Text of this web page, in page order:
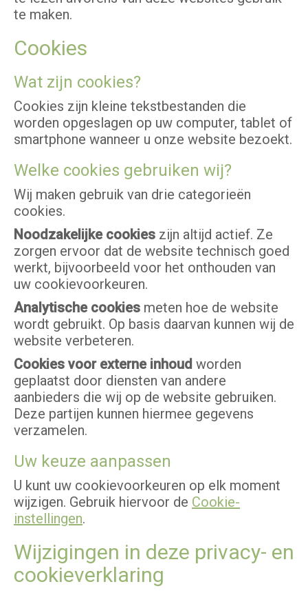
te maken.
Cookies
Wat zijn cookies?
Cookies zijn kleine tekstbestanden die
worden opgeslagen op uw computer, tablet of
smartphone wanneer u onze website bezoekt.
Welke cookies gebruiken wij?
Wij maken gebruik van drie categorieën
cookies.
Noodzakelijke cookies zijn altijd actief. Ze
zorgen ervoor dat de website technisch goed
werkt, bijvoorbeeld voor het onthouden van
uw cookievoorkeuren.
Analytische cookies meten hoe de website
wordt gebruikt. Op basis daarvan kunnen wij de
website verbeteren.
Cookies voor externe inhoud worden
geplaatst door diensten van andere
aanbieders die wij op de website gebruiken.
Deze partijen kunnen hiermee gegevens
verzamelen.
Uw keuze aanpassen
U kunt uw cookievoorkeuren op elk moment
wijzigen. Gebruik hiervoor de Cookie-
instellingen.
Wijzigingen in deze privacy- en
cookieverklaring